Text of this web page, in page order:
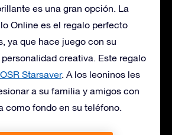
es una gran opción. La
Online es el regalo perfecto
ya que hace juego con su
creativa. Este regalo
OSR Starsaver. A los leoninos les
a su familia y amigos con
como fondo en su teléfono.